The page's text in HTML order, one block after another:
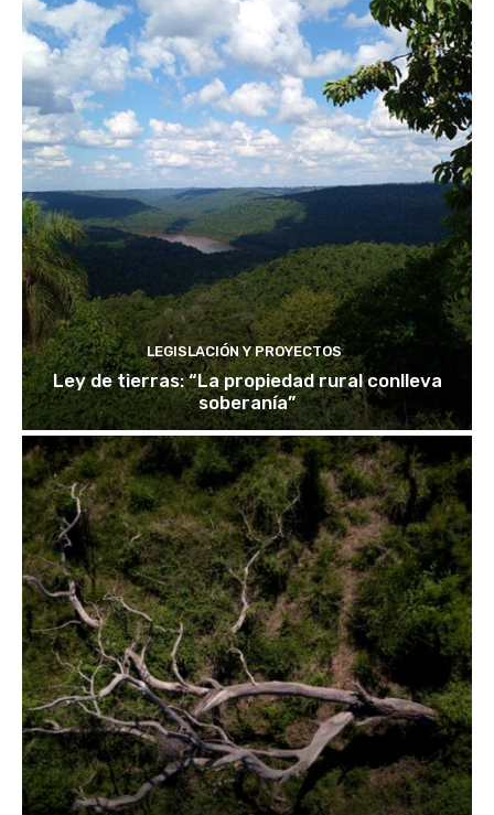
LEGISLACIÓN Y PROYECTOS
Ley de tierras: “La propiedad rural conlleva
soberanía”